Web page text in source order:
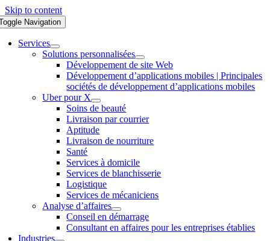
Skip to content
Navigation
Services
Solutions personnalisées
Développement de site Web
Développement d’applications mobiles | Principales
sociétés de développement d’applications mobiles
Uber pour X
Soins de beauté
Livraison par courrier
Aptitude
Livraison de nourriture
Santé
Services à domicile
Services de blanchisserie
Logistique
Services de mécaniciens
Analyse d’affaires
Conseil en démarrage
Consultant en affaires pour les entreprises établies
Industries